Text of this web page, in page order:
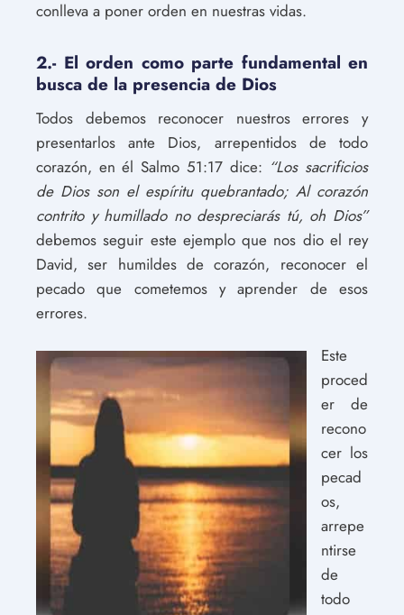
conlleva a poner orden en nuestras vidas.
2.- El orden como parte fundamental en
busca de la presencia de Dios
Todos debemos reconocer nuestros errores y
presentarlos ante Dios, arrepentidos de todo
corazón, en él Salmo 51:17 dice: “Los sacrificios
de Dios son el espíritu quebrantado; Al corazón
contrito y humillado no despreciarás tú, oh Dios”
debemos seguir este ejemplo que nos dio el rey
David, ser humildes de corazón, reconocer el
pecado que cometemos y aprender de esos
errores.
Este
proced
er de
recono
cer los
pecad
os,
arrepe
ntirse
de
todo